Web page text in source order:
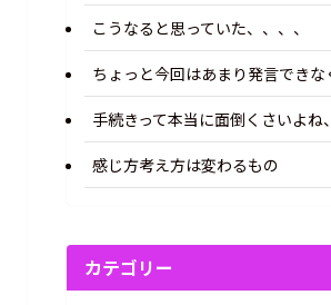
こうなると思っていた、、、、
ちょっと今回はあまり発言できな
手続きって本当に面倒くさいよね
感じ方考え方は変わるもの
カテゴリー